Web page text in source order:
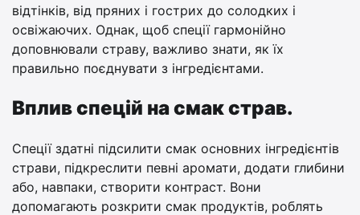
відтінків, від пряних і гострих до солодких і
освіжаючих. Однак, щоб спеції гармонійно
доповнювали страву, важливо знати, як їх
правильно поєднувати з інгредієнтами.
Вплив спецій на смак страв.
Спеції здатні підсилити смак основних інгредієнтів
страви, підкреслити певні аромати, додати глибини
або, навпаки, створити контраст. Вони
допомагають розкрити смак продуктів, роблять